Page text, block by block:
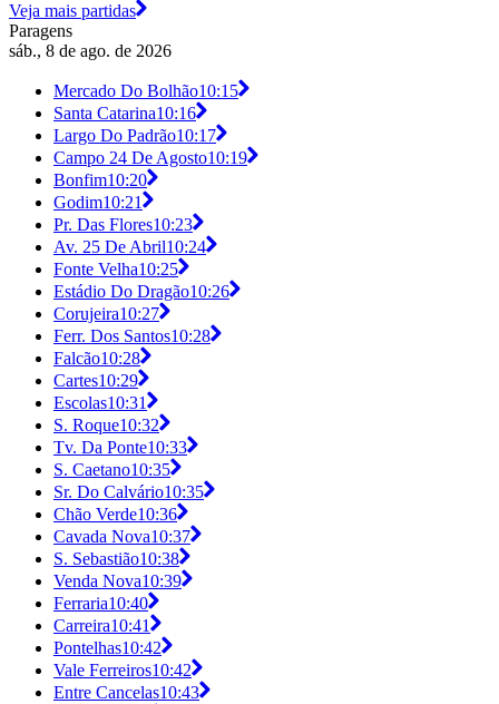
Veja mais partidas
Paragens
sáb., 8 de ago. de 2026
Mercado Do Bolhão10:15
Santa Catarina10:16
Largo Do Padrão10:17
Campo 24 De Agosto10:19
Bonfim10:20
Godim10:21
Pr. Das Flores10:23
Av. 25 De Abril10:24
Fonte Velha10:25
Estádio Do Dragão10:26
Corujeira10:27
Ferr. Dos Santos10:28
Falcão10:28
Cartes10:29
Escolas10:31
S. Roque10:32
Tv. Da Ponte10:33
S. Caetano10:35
Sr. Do Calvário10:35
Chão Verde10:36
Cavada Nova10:37
S. Sebastião10:38
Venda Nova10:39
Ferraria10:40
Carreira10:41
Pontelhas10:42
Vale Ferreiros10:42
Entre Cancelas10:43